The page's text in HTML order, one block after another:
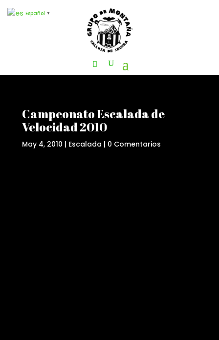
Campeonato Escalada de
Velocidad 2010
May 4, 2010 | Escalada | 0 Comentarios
Español ▼